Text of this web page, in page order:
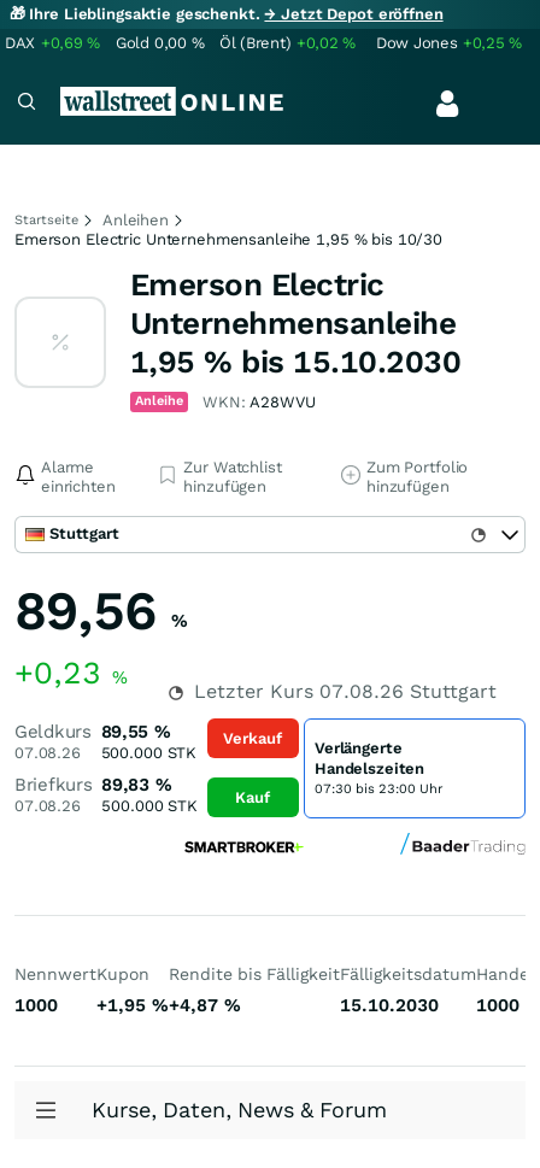
🎁 Ihre Lieblingsaktie geschenkt.→ Jetzt Depot eröffnen
DAX +0,69% Gold 0,00 % Öl (Brent) +0,02% Dow Jones +0,25%
Startseite
Anleihen
Emerson Electric Unternehmensanleihe 1,95 % bis 10/30
Emerson Electric
Unternehmensanleihe
1,95 % bis 15.10.2030
Anleihe WKN:A28WVU
Alarme
einrichten
Zur Watchlist
hinzufügen
Zum Portfolio
hinzufügen
Stuttgart
89,56 %
+0,23 %
Letzter Kurs 07.08.26 Stuttgart
Geldkurs
07.08.26
89,55 %
500.000STK
Briefkurs
07.08.26
89,83 %
500.000STK
Verkauf
Kauf
Verlängerte
Handelszeiten
07:30 bis 23:00 Uhr
Nennwert
1000
Kupon
+1,95 %
Rendite bis Fälligkeit
+4,87 %
Fälligkeitsdatum
15.10.2030 1000
Kurse, Daten, News & Forum